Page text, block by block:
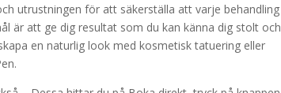
utrustningen för att säkerställa att varje behandling
är att ge dig resultat som du kan känna dig stolt och
en naturlig look med kosmetisk tatuering eller